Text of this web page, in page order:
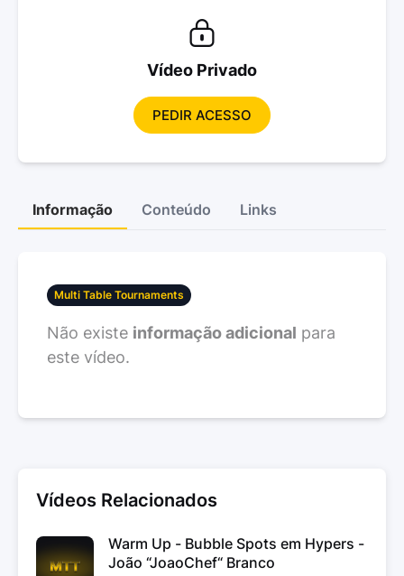
Vídeo Privado
PEDIR ACESSO
Informação Conteúdo Links
Multi Table Tournaments
Não existe informação adicional para
este vídeo.
Vídeos Relacionados
Warm Up - Bubble Spots em Hypers -
João “JoaoChef“ Branco